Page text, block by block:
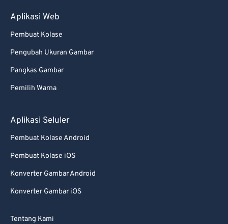
Aplikasi Web
Pembuat Kolase
Pengubah Ukuran Gambar
Pangkas Gambar
Pemilih Warna
Aplikasi Seluler
Pembuat Kolase Android
Pembuat Kolase iOS
Konverter Gambar Android
Konverter Gambar iOS
Tentang Kami